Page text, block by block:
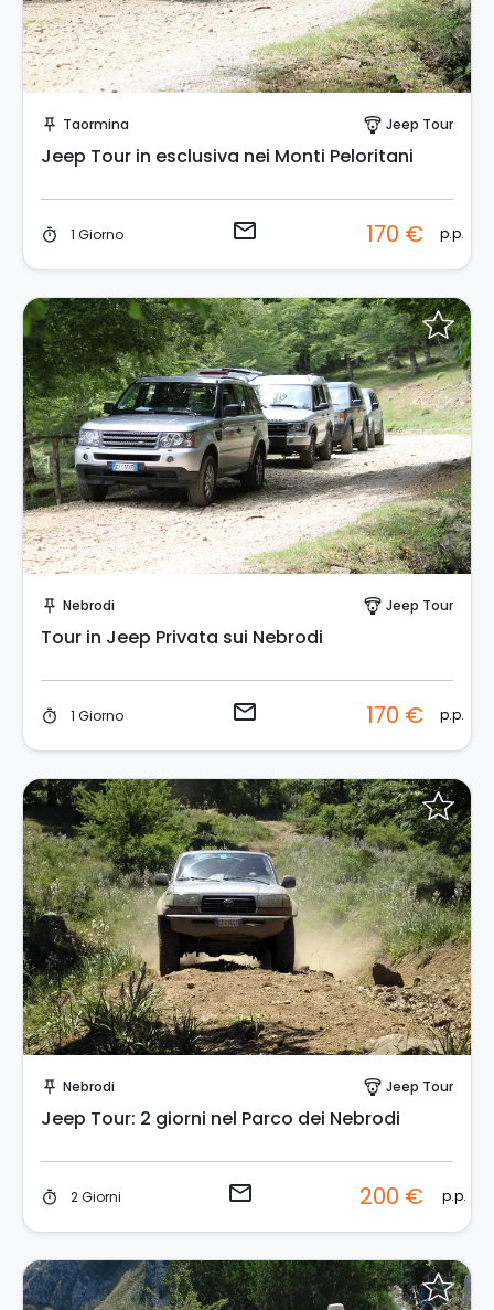
push_pin Taormina paragliding Jeep Tour
Jeep Tour in esclusiva nei Monti Peloritani
timer 1 Giorno email 170 € p.p.
push_pin Nebrodi paragliding Jeep Tour
Tour in Jeep Privata sui Nebrodi
timer 1 Giorno email 170 € p.p.
push_pin Nebrodi paragliding Jeep Tour
Jeep Tour: 2 giorni nel Parco dei Nebrodi
timer 2 Giorni email 200 € p.p.